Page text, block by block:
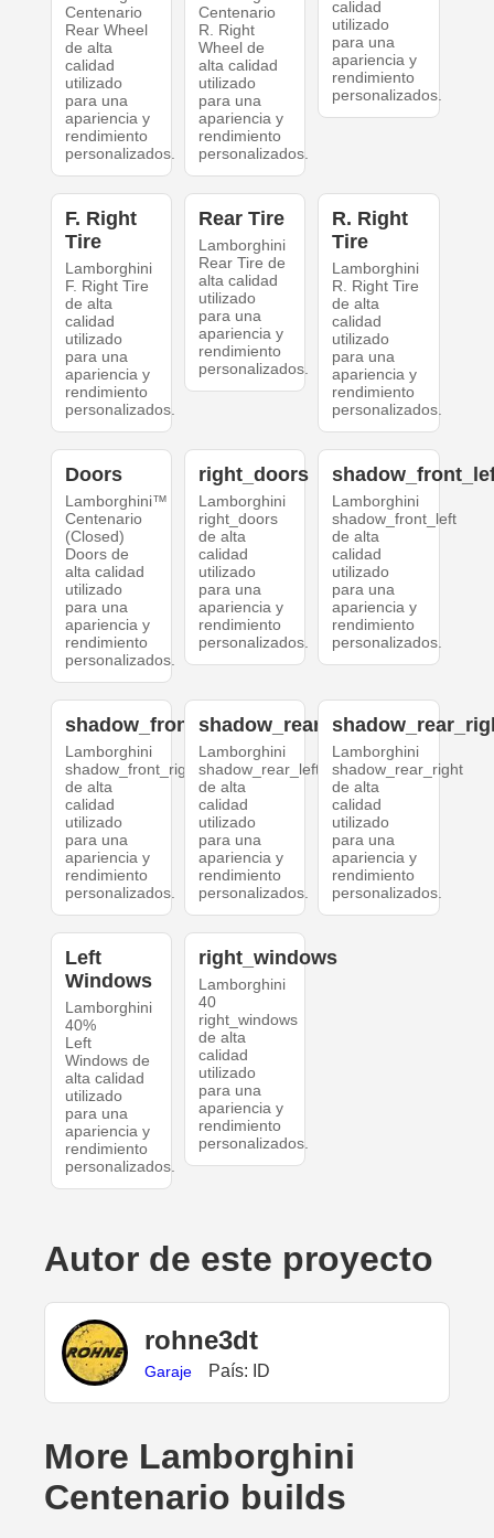
Centenario
Rear Wheel
de alta
calidad
utilizado
para una
apariencia y
rendimiento
personalizados.
Centenario
R. Right
Wheel de
alta calidad
utilizado
para una
apariencia y
rendimiento
personalizados.
calidad
utilizado
para una
apariencia y
rendimiento
personalizados.
F. Right
Tire
Lamborghini
F. Right Tire
de alta
calidad
utilizado
para una
apariencia y
rendimiento
personalizados.
Rear Tire
Lamborghini
Rear Tire de
alta calidad
utilizado
para una
apariencia y
rendimiento
personalizados.
R. Right
Tire
Lamborghini
R. Right Tire
de alta
calidad
utilizado
para una
apariencia y
rendimiento
personalizados.
Doors
Lamborghini™
Centenario
(Closed)
Doors de
alta calidad
utilizado
para una
apariencia y
rendimiento
personalizados.
right_doors
Lamborghini
right_doors
de alta
calidad
utilizado
para una
apariencia y
rendimiento
personalizados.
Lamborghini
shadow_front_left
de alta
calidad
utilizado
para una
apariencia y
rendimiento
personalizados.
shadow_front_right
Lamborghini
shadow_front_right
de alta
calidad
utilizado
para una
apariencia y
rendimiento
personalizados.
shadow_rear_left
Lamborghini
shadow_rear_left
de alta
calidad
utilizado
para una
apariencia y
rendimiento
personalizados.
Lamborghini
shadow_rear_right
de alta
calidad
utilizado
para una
apariencia y
rendimiento
personalizados.
Left
Windows
Lamborghini
40%
Left
Windows de
alta calidad
utilizado
para una
apariencia y
rendimiento
personalizados.
right_windows
Lamborghini
40
right_windows
de alta
calidad
utilizado
para una
apariencia y
rendimiento
personalizados.
Autor de este proyecto
rohne3dt
Garaje País: ID
More Lamborghini
Centenario builds